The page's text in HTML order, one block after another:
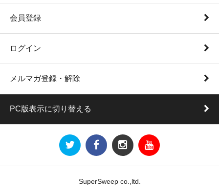
会員登録
ログイン
メルマガ登録・解除
PC版表示に切り替える
SuperSweep co.,ltd.